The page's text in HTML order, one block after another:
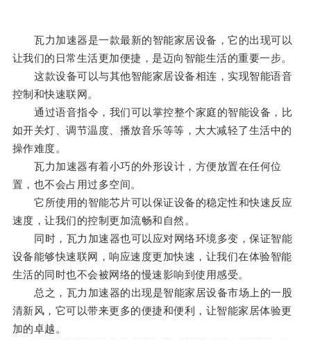
瓦力加速器是一款最新的智能家居设备，它的出现可以
让我们的日常生活更加便捷，是迈向智能生活的重要一步。
这款设备可以与其他智能家居设备相连，实现智能语音
控制和快速联网。
通过语音指令，我们可以掌控整个家庭的智能设备，比
如开关灯、调节温度、播放音乐等等，大大减轻了生活中的
操作难度。
瓦力加速器有着小巧的外形设计，方便放置在任何位
置，也不会占用过多空间。
它所使用的智能芯片可以保证设备的稳定性和快速反应
速度，让我们的控制更加流畅和自然。
同时，瓦力加速器也可以应对网络环境多变，保证智能
设备能够快速联网，响应速度更加快速，让我们在体验智能
生活的同时也不会被网络的慢速影响到使用感受。
总之，瓦力加速器的出现是智能家居设备市场上的一股
清新风，它可以带来更多的便捷和便利，让智能家居体验更
加的卓越。